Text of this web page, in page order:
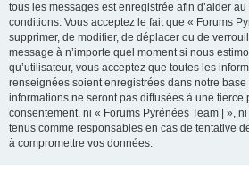
tous les messages est enregistrée afin d’aider
conditions. Vous acceptez le fait que « Forums
supprimer, de modifier, de déplacer ou de
message à n’importe quel moment si nous
qu’utilisateur, vous acceptez que toutes les
renseignées soient enregistrées dans notre
informations ne seront pas diffusées à une tierce
consentement, ni « Forums Pyrénées Team | »,
tenus comme responsables en cas de tentative
à compromettre vos données.